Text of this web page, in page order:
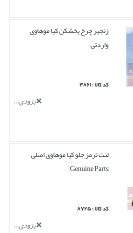
زنجیر چرخ یخشکن کیا موهاوی
واردتی
کد کالا : ۳۸۶۱
بزودی...
لنت ترمز جلو کیا موهاوی اصلی
Genuine Parts
کد کالا : ۸۷۲۵
بزودی...